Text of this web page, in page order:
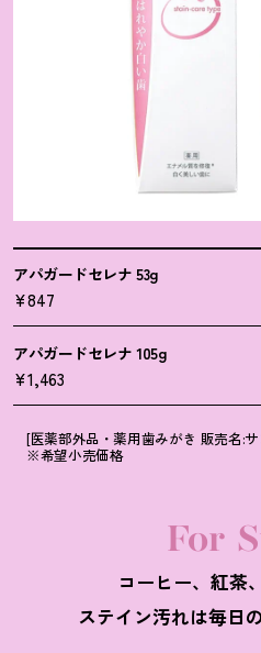
アパガードセレナ 53g
¥847
アパガードセレナ 105g
¥1,463
[医薬部外品・薬用歯みがき 販売名:サ
※希望小売価格
For
コーヒー、紅茶
ステイン汚れは毎日